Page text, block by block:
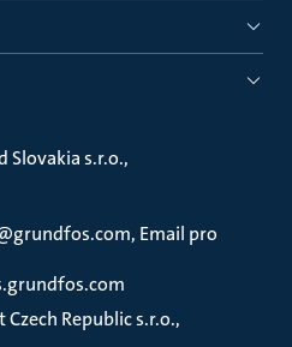
Slovakia s.r.o.
Email pro
Republic s.r.o.